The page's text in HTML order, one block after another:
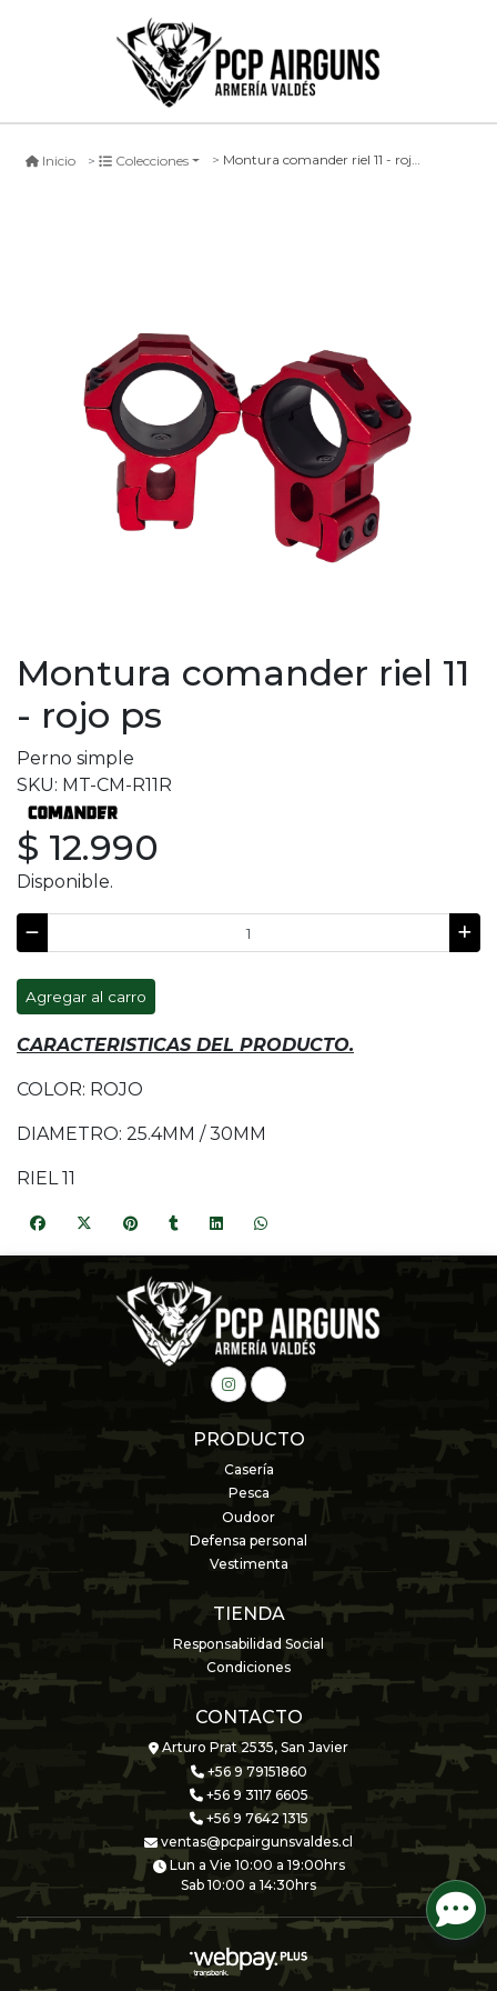
Inicio Colecciones Montura comander riel 11 - rojo ps
Montura comander riel 11
- rojo ps
Perno simple
SKU: MT-CM-R11R
$ 12.990
Disponible.
Agregar al carro
CARACTERISTICAS DEL PRODUCTO.
COLOR: ROJO
DIAMETRO: 25.4MM / 30MM
RIEL 11
PRODUCTO
Casería
Pesca
Oudoor
Defensa personal
Vestimenta
TIENDA
Responsabilidad Social
Condiciones
CONTACTO
Arturo Prat 2535, San Javier
+56 9 79151860
+56 9 3117 6605
+56 9 7642 1315
ventas@pcpairgunsvaldes.cl
Lun a Vie 10:00 a 19:00hrs
Sab 10:00 a 14:30hrs